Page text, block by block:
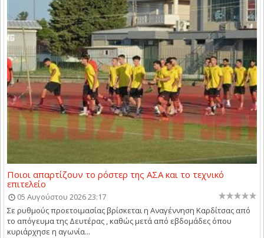
Ποιοι απαρτίζουν το ρόστερ της ΑΣΑ και το τεχνικό
επιτελείο
05 Αυγούστου 2026 23:17
Σε ρυθμούς προετοιμασίας βρίσκεται η Αναγέννηση Καρδίτσας από
το απόγευμα της Δευτέρας , καθώς μετά από εβδομάδες όπου
κυριάρχησε η αγωνία...